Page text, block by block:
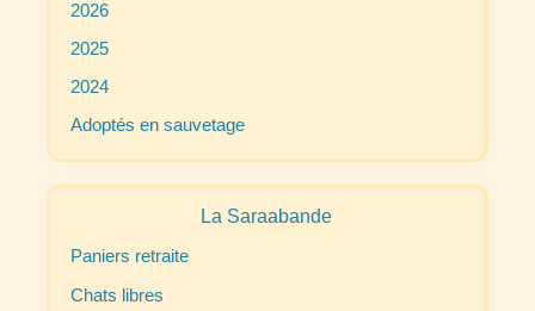
2026
2025
2024
Adoptés en sauvetage
La Saraabande
Paniers retraite
Chats libres